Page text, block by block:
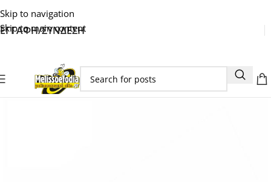
Skip to navigation
Skip to main content
ΕΓΓΑΦΗ/ΣΥΝΔΕΣΗ